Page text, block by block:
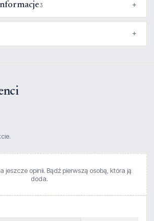
3
jeszcze opinii. Bądź pierwszą osobą, która ją
doda.